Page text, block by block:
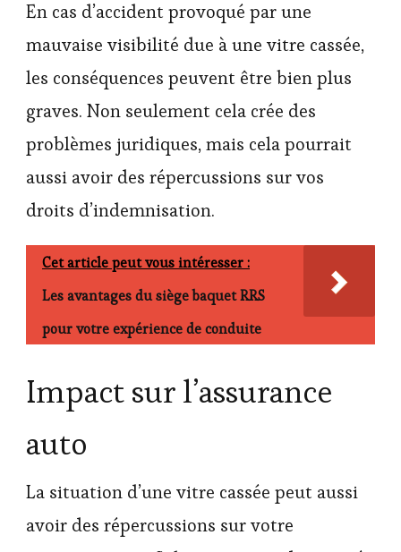
En cas d’accident provoqué par une
mauvaise visibilité due à une vitre cassée,
les conséquences peuvent être bien plus
graves. Non seulement cela crée des
problèmes juridiques, mais cela pourrait
aussi avoir des répercussions sur vos
droits d’indemnisation.
Cet article peut vous intéresser :
Les avantages du siège baquet RRS
pour votre expérience de conduite
Impact sur l’assurance
auto
La situation d’une vitre cassée peut aussi
avoir des répercussions sur votre